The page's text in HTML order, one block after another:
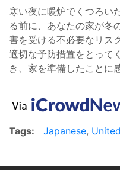
寒い夜に暖炉でくつろい
る前に、あなたの家が冬
害を受ける不必要なリス
適切な予防措置をとって
き、家を準備したことに
Tags: Japanese,